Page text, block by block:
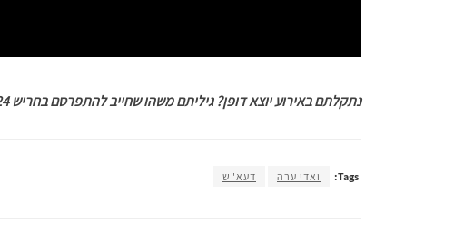
נתקלתם באירוע יוצא דופן? גיליתם משהו שחייב להתפרסם בחריש 24?
Tags: ואדי ערה דעא"ש